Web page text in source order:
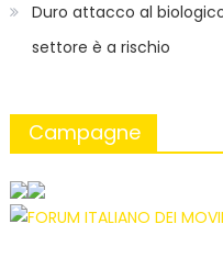
Duro attacco al
settore è a rischio
Campagne